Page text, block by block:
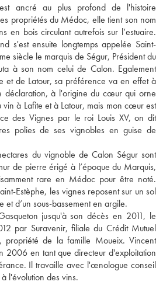
ancré au plus profond de l'histoire
propriétés du Médoc, elle tient son nom
en bois circulant autrefois sur l’estuaire.
s'est ensuite longtemps appelée Saint-
siècle le marquis de Ségur, Président du
à son nom celui de Calon. Egalement
et de Latour, sa préférence va en effet à
déclaration, à l'origine du cœur qui orne
vin à Lafite et à Latour, mais mon cœur est
des Vignes par le roi Louis XV, on dit
polies de ses vignobles en guise de
du vignoble de Calon Ségur sont
de pierre érigé à l’époque du Marquis,
rare en Médoc pour être noté.
Estèphe, les vignes reposent sur un sol
et d’un sous-bassement en argile.
jusqu'à son décès en 2011, le
par Suravenir, filiale du Crédit Mutuel
de la famille Moueix. Vincent
2006 en tant que directeur d'exploitation
Il travaille avec l'œnologue conseil
l'évolution des vins.